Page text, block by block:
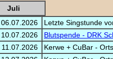
Juli
06.07.2026
Letzte Singstunde
10.07.2026
Blutspende - DRK
11.07.2026
Kerwe + CuBar -